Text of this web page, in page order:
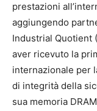
prestazioni
aggiungendo
Industrial Quotient
aver ricevuto la
internazionale per
di integrità della
sua memoria